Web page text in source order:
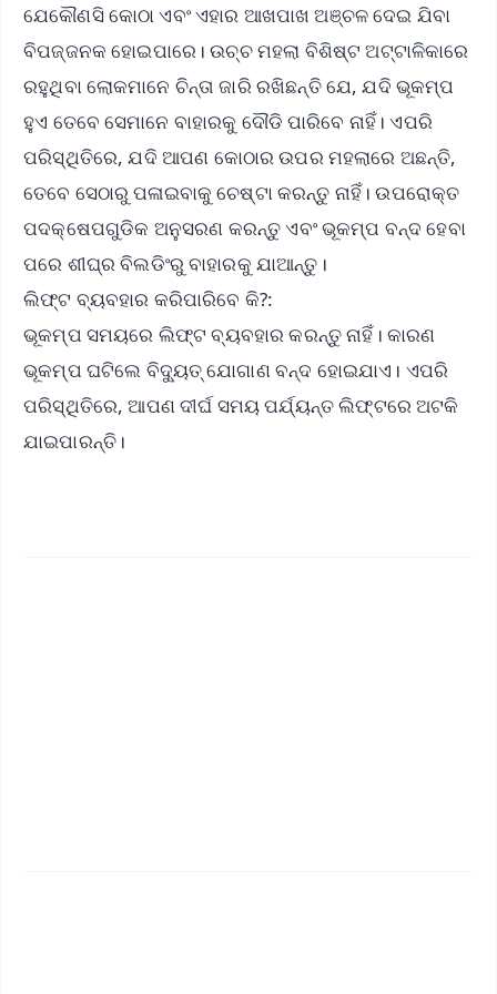
ଯେକୌଣସି କୋଠା ଏବଂ ଏହାର ଆଖପାଖ ଅଞ୍ଚଳ ଦେଇ ଯିବା
ବିପଜ୍ଜନକ ହୋଇପାରେ। ଉଚ୍ଚ ମହଲା ବିଶିଷ୍ଟ ଅଟ୍ଟାଳିକାରେ
ରହୁଥିବା ଲୋକମାନେ ଚିନ୍ତା ଜାରି ରଖିଛନ୍ତି ଯେ, ଯଦି ଭୂକମ୍ପ
ହୁଏ ତେବେ ସେମାନେ ବାହାରକୁ ଦୌଡି ପାରିବେ ନାହିଁ। ଏପରି
ପରିସ୍ଥିତିରେ, ଯଦି ଆପଣ କୋଠାର ଉପର ମହଲାରେ ଅଛନ୍ତି,
ତେବେ ସେଠାରୁ ପଳାଇବାକୁ ଚେଷ୍ଟା କରନ୍ତୁ ନାହିଁ। ଉପରୋକ୍ତ
ପଦକ୍ଷେପଗୁଡିକ ଅନୁସରଣ କରନ୍ତୁ ଏବଂ ଭୂକମ୍ପ ବନ୍ଦ ହେବା
ପରେ ଶୀଘ୍ର ବିଲଡିଂରୁ ବାହାରକୁ ଯାଆନ୍ତୁ।
ଲିଫ୍ଟ ବ୍ୟବହାର କରିପାରିବେ କି?:
ଭୂକମ୍ପ ସମୟରେ ଲିଫ୍ଟ ବ୍ୟବହାର କରନ୍ତୁ ନାହିଁ। କାରଣ
ଭୂକମ୍ପ ଘଟିଲେ ବିଦ୍ୟୁତ୍ ଯୋଗାଣ ବନ୍ଦ ହୋଇଯାଏ। ଏପରି
ପରିସ୍ଥିତିରେ, ଆପଣ ଦୀର୍ଘ ସମୟ ପର୍ଯ୍ୟନ୍ତ ଲିଫ୍ଟରେ ଅଟକି
ଯାଇପାରନ୍ତି।